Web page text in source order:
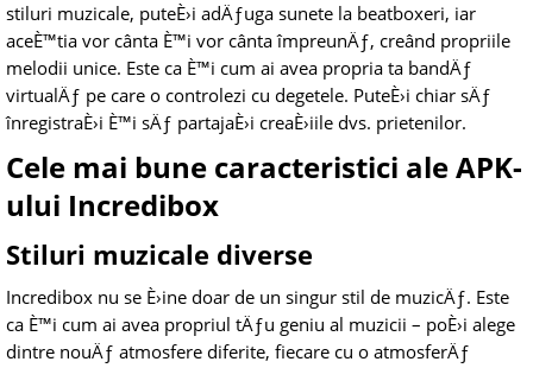
stiluri muzicale, puteÈ›i adÄƒuga sunete la beatboxeri, iar
aceÈ™tia vor cânta È™i vor cânta împreunÄƒ, creând propriile
melodii unice. Este ca È™i cum ai avea propria ta bandÄƒ
virtualÄƒ pe care o controlezi cu degetele. PuteÈ›i chiar sÄƒ
înregistraÈ›i È™i sÄƒ partajaÈ›i creaÈ›iile dvs. prietenilor.
Cele mai bune caracteristici ale APK-
ului Incredibox
Stiluri muzicale diverse
Incredibox nu se È›ine doar de un singur stil de muzicÄƒ. Este
ca È™i cum ai avea propriul tÄƒu geniu al muzicii – poÈ›i alege
dintre nouÄƒ atmosfere diferite, fiecare cu o atmosferÄƒ